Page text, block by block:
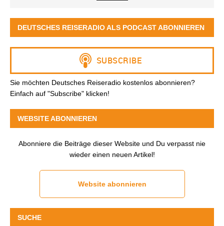
DEUTSCHES REISERADIO ALS PODCAST ABONNIEREN
Sie möchten Deutsches Reiseradio kostenlos abonnieren?
Einfach auf "Subscribe" klicken!
WEBSITE ABONNIEREN
Abonniere die Beiträge dieser Website und Du verpasst nie
wieder einen neuen Artikel!
Website abonnieren
SUCHE